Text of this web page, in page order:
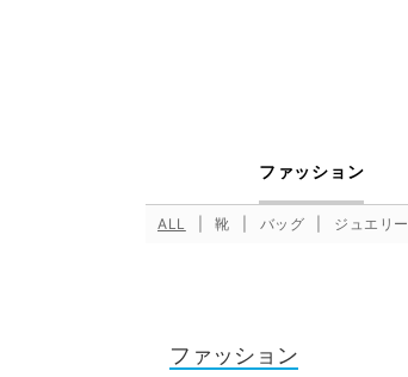
ファッション
ALL 靴 バッグ ジュエリー
ファッション